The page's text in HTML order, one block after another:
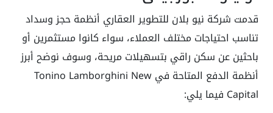
قدمت شركة نيو بلان للتطوير العقاري أنظمة حجز وسداد
تناسب احتياجات مختلف العملاء، سواء كانوا مستثمرين أو
باحثين عن سكن راقي بتسهيلات مريحة، وسوف نوضح أبرز
أنظمة الدفع المتاحة في Tonino Lamborghini New
Capital فيما يلي: